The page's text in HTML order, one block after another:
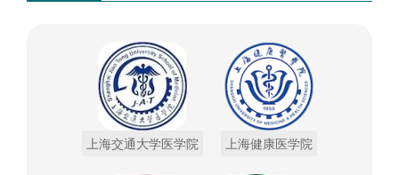
上海交通大学医学院 上海健康医学院